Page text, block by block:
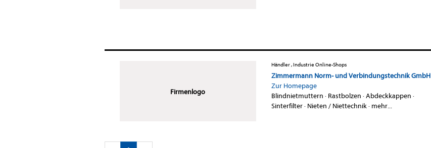
Firmenlogo
Händler , Industrie Online-Shops
Zimmermann Norm- und Verbindungstechnik GmbH
Zur Homepage
Blindnietmuttern · Rastbolzen ·Abdeckkappen ·
Sinterfilter· Nieten / Niettechnik· mehr...